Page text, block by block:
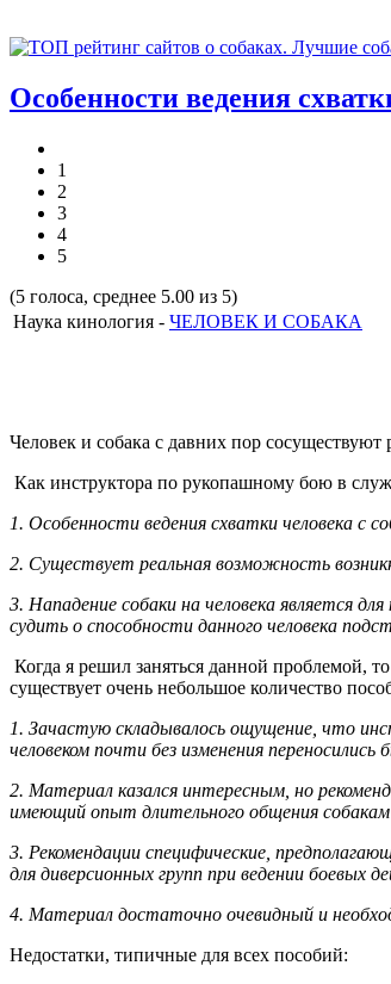
Особенности ведения
1
2
3
4
5
(5 голоса, среднее 5.00 из 5)
Наука кинология - ЧЕЛОВЕК И СОБАКА
Человек и собака с давних пор
Как инструктора по рукопашному бою в
1. Особенности ведения схватки человека с
2. Существует реальная возможность
3. Нападение собаки на человека является
судить о способности данного человека
Когда я решил заняться данной проблемой,
существует очень небольшое количество
1. Зачастую складывалось ощущение, что
человеком почти без изменения переносились
2. Материал казался интересным, но
имеющий опыт длительного общения
3. Рекомендации специфические,
для диверсионных групп при ведении боевых
4. Материал достаточно очевидный и
Недостатки, типичные для всех пособий: